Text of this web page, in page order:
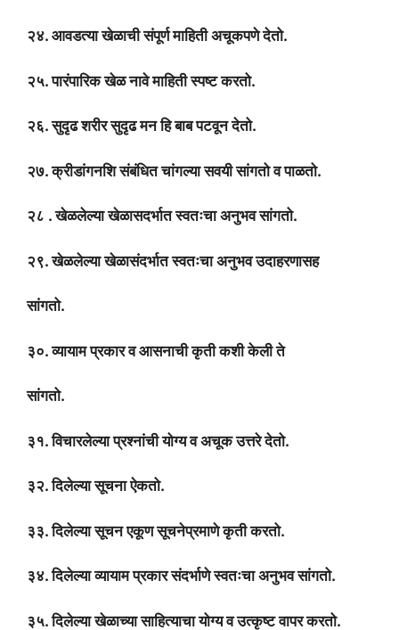
२४. आवडत्या खेळाची संपूर्ण माहिती अचूकपणे देतो.
२५. पारंपारिक खेळ नावे माहिती स्पष्ट करतो.
२६. सुदृढ शरीर सुदृढ मन हि बाब पटवून देतो.
२७. क्रीडांगनशि संबंधित चांगल्या सवयी सांगतो व पाळतो.
२८ . खेळलेल्या खेळासदर्भात स्वतःचा अनुभव सांगतो.
२९. खेळलेल्या खेळासंदर्भात स्वतःचा अनुभव उदाहरणासह
सांगतो.
३०. व्यायाम प्रकार व आसनाची कृती कशी केली ते
सांगतो.
३१. विचारलेल्या प्रश्नांची योग्य व अचूक उत्तरे देतो.
३२. दिलेल्या सूचना ऐकतो.
३३. दिलेल्या सूचन एकूण सूचनेप्रमाणे कृती करतो.
३४. दिलेल्या व्यायाम प्रकार संदर्भाणे स्वतःचा अनुभव सांगतो.
३५. दिलेल्या खेळाच्या साहित्याचा योग्य व उत्कृष्ट वापर करतो.